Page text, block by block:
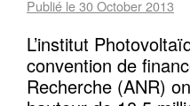
Publié le 30 October 2013
L’institut
convention de
Recherche (ANR)